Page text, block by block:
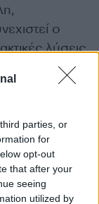
parties, or
for
opt-out
that after your
seeing
utilized by
ο
λύσεις
οι
προσφύγων
οτι αν
για τις
ζωές απο το